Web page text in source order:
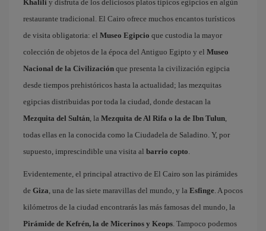
Khalili y disfruta de los deliciosos platos típicos egipcios en algún
restaurante tradicional. El Cairo ofrece muchos encantos turísticos
de visita obligatoria: el Museo Egipcio que custodia la mayor
colección de objetos de la época del Antiguo Egipto y el Museo
Nacional de la Civilización que presenta la civilización egipcia
desde tiempos prehistóricos hasta la actualidad; las mezquitas
egipcias distribuidas por toda la ciudad, donde destacan la
Mezquita del Sultán, la Mezquita de Al Rifa o la de Ibn Tulun,
todas ellas en la conocida como la Ciudadela de Saladino. Y, por
supuesto, imprescindible una visita al barrio copto.
Evidentemente, el principal atractivo de El Cairo son las pirámides
de Giza, una de las siete maravillas del mundo, y la Esfinge. A pocos
kilómetros de la ciudad encontrarás las más famosas del mundo, la
Pirámide de Kefrén, la de Micerinos y Keops. Tampoco podemos